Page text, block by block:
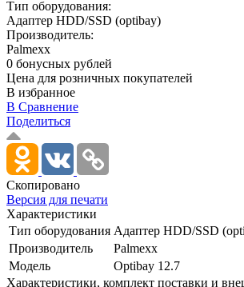
Тип оборудования:
Адаптер HDD/SSD (optibay)
Производитель:
Palmexx
0 бонусных рублей
Цена для розничных покупателей
В избранное
В Сравнение
Поделиться
Скопировано
Версия для печати
Характеристики
Тип оборудования Адаптер HDD/­SSD
Производитель
Palmexx
Модель
Optibay 12.7
Xарактеристики, комплект поставки и